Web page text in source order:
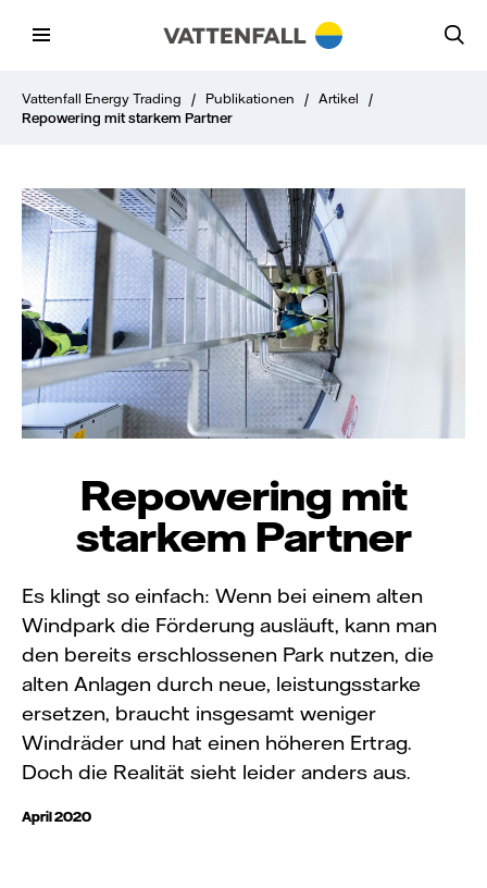
Vattenfall Energy Trading / Publikationen / Artikel
/
Repowering mit starkem Partner
Repowering mit
starkem Partner
Es klingt so einfach: Wenn bei einem alten
Windpark die Förderung ausläuft, kann man
den bereits erschlossenen Park nutzen, die
alten Anlagen durch neue, leistungsstarke
ersetzen, braucht insgesamt weniger
Windräder und hat einen höheren Ertrag.
Doch die Realität sieht leider anders aus.
April 2020